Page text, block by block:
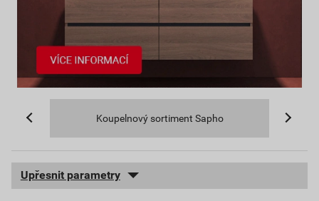
Koupelnový sortiment Sapho
Upřesnit parametry